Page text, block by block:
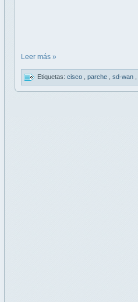
Leer más »
Etiquetas: cisco parche sd-wan